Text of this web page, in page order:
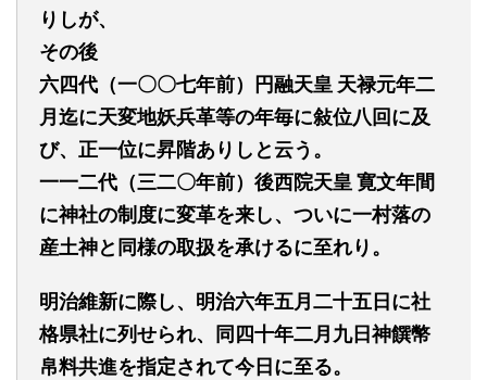
りしが、
その後
六四代（一〇〇七年前）円融天皇 天禄元年二
月迄に天変地妖兵革等の年毎に敍位八回に及
び、正一位に昇階ありしと云う。
一一二代（三二〇年前）後西院天皇寛文年間
に神社の制度に変革を来し、ついに一村落の
産土神と同様の取扱を承けるに至れり。
明治維新に際し、明治六年五月二十五日に社
格県社に列せられ、同四十年二月九日神饌幣
帛料共進を指定されて今日に至る。